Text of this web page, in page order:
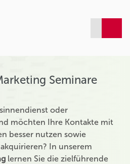
Seminare
oder
möchten Ihre Kontakte mit
besser nutzen sowie
In unserem
lernen Sie die zielführende